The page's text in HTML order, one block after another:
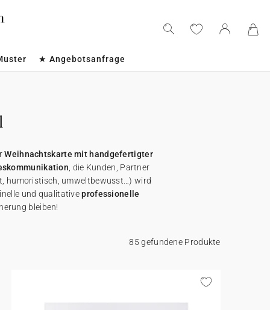
★ Angebotsanfrage
Weihnachtskarte mit handgefertigter
, die Kunden, Partner
humoristisch, umweltbewusst…) wird
und qualitativeprofessionelle
bleiben!
85 gefundene Produkte